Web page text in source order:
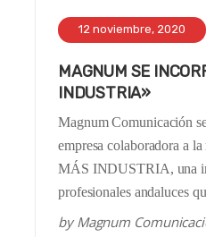
12 noviembre, 2020
MAGNUM SE
INDUSTRIA»
Magnum Comunicación
empresa colaboradora a
MÁS INDUSTRIA, una
profesionales andaluces
byMagnum